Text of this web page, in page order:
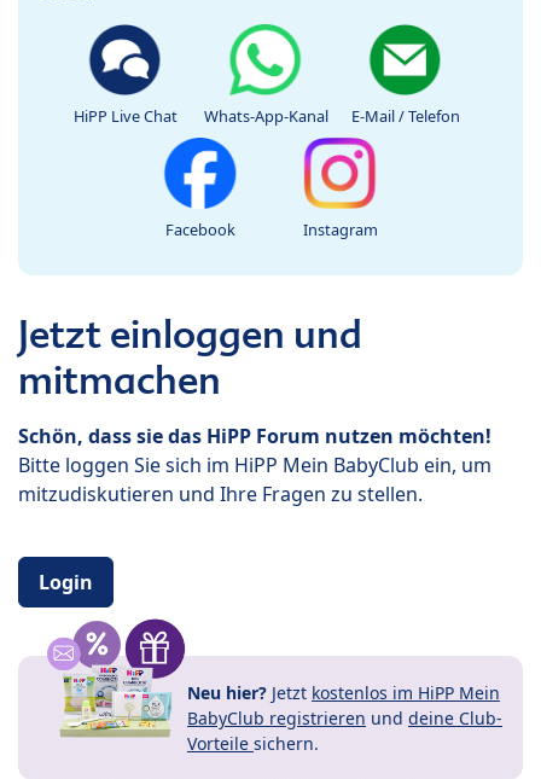
HiPP Live Chat Whats-App-Kanal E-Mail / Telefon
Facebook Instagram
Jetzt einloggen und
mitmachen
Schön, dass sie das HiPP Forum nutzen möchten!
Bitte loggen Sie sich im HiPP Mein BabyClub ein, um
mitzudiskutieren und Ihre Fragen zu stellen.
Login
Neu hier? Jetzt kostenlos im HiPP Mein
BabyClub registrieren und deine Club-
Vorteile sichern.